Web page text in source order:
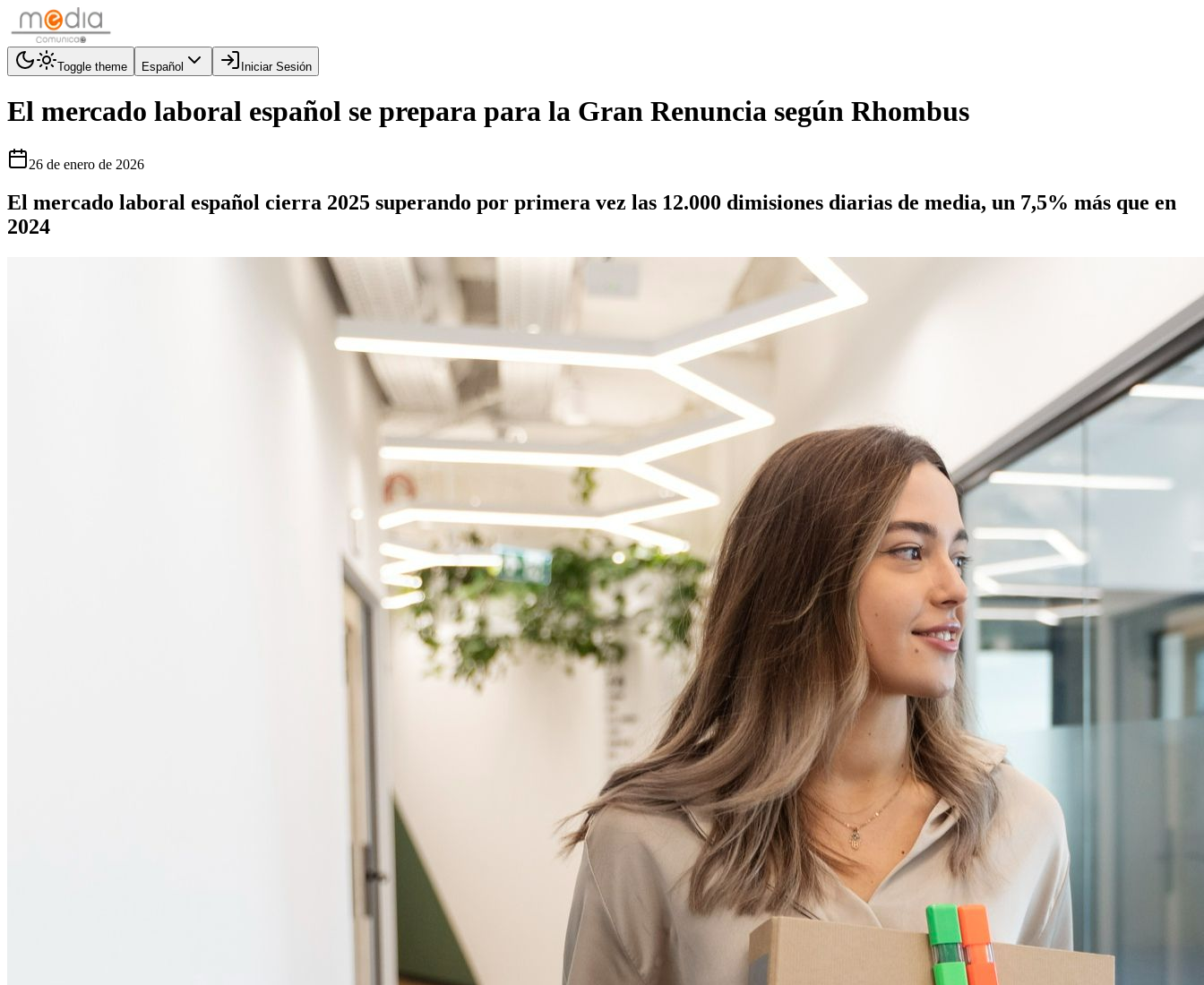
Toggle theme Español Iniciar Sesión
El mercado laboral español se prepara para la Gran Renuncia según Rhombus
26 de enero de 2026
El mercado laboral español cierra 2025 superando por primera vez las 12.000 dimisiones diarias de media, un 7,5% más que en
2024